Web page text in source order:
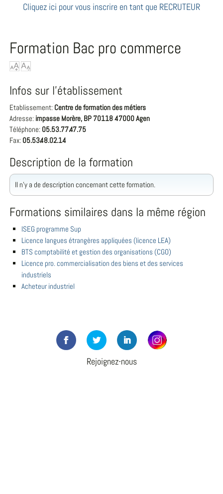
Cliquez ici pour vous inscrire en tant que RECRUTEUR
Formation Bac pro commerce
Infos sur l'établissement
Etablissement: Centre de formation des métiers
Adresse: impasse Morère, BP 70118 47000 Agen
Téléphone: 05.53.77.47.75
Fax: 05.53.48.02.14
Description de la formation
Il n'y a de description concernant cette formation.
Formations similaires dans la même région
ISEG programme Sup
Licence langues étrangères appliquées (licence LEA)
BTS comptabilité et gestion des organisations (CGO)
Licence pro. commercialisation des biens et des services
industriels
Acheteur industriel
Rejoignez-nous